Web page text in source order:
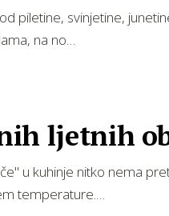
piletine, svinjetine,
na no…
ljetnih
u kuhinje nitko nema
temperature.…